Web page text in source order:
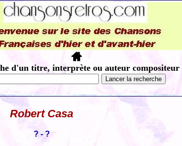
d'un titre, interprète ou auteur compositeur
Robert Casa
? - ?